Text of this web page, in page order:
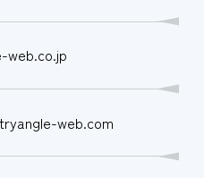
web.co.jp
web.com